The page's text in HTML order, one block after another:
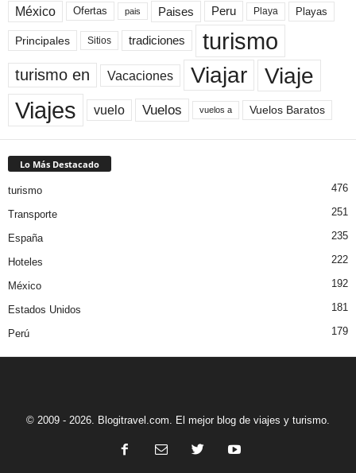
México Ofertas pais Paises Peru Playa Playas
Principales Sitios tradiciones turismo
turismo en Vacaciones Viajar Viaje
Viajes vuelo Vuelos vuelos a Vuelos Baratos
Lo Más Destacado
turismo 476
Transporte 251
España 235
Hoteles 222
México 192
Estados Unidos 181
Perú 179
© 2009 - 2026. Blogitravel.com. El mejor blog de viajes y turismo.